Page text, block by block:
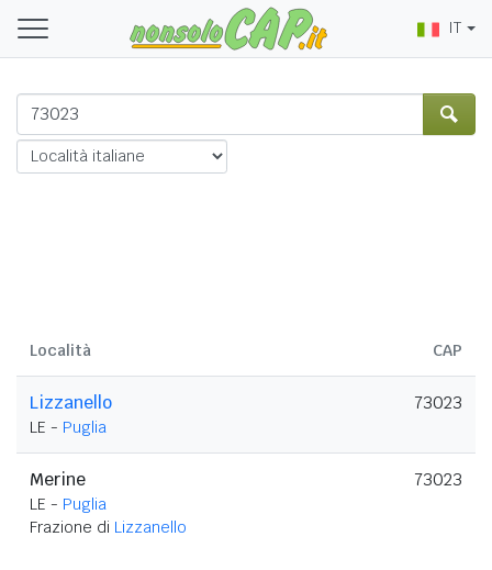
IT
Località CAP
Lizzanello
LE - Puglia
73023
Merine
LE - Puglia
Frazione di Lizzanello
73023